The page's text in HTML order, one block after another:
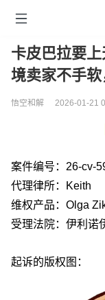
卡皮巴拉要
境卖家不手软
悟空和解 2026-01-21
案件编号：26-cv-
代理律所：Keith
维权产品：Olga
受理法院：伊利诺
起诉的版权图：